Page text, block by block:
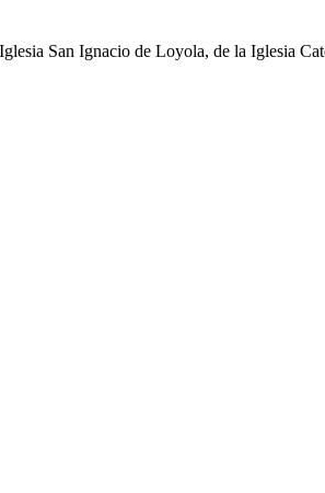
San Ignacio de Loyola, de la Iglesia